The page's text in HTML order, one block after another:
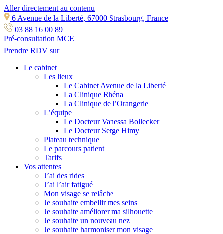
Aller directement au contenu
6 Avenue de la Liberté, 67000 Strasbourg, France
03 88 16 00 89
Pré-consultation MCE
Prendre RDV sur
Le cabinet
Les lieux
Le Cabinet Avenue de la Liberté
La Clinique Rhéna
La Clinique de l’Orangerie
L’équipe
Le Docteur Vanessa Bollecker
Le Docteur Serge Himy
Plateau technique
Le parcours patient
Tarifs
Vos attentes
J’ai des rides
J’ai l’air fatigué
Mon visage se relâche
Je souhaite embellir mes seins
Je souhaite améliorer ma silhouette
Je souhaite un nouveau nez
Je souhaite harmoniser mon visage